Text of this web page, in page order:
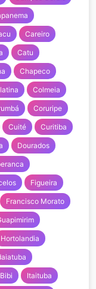
Careiro
Catu
Chapeco
Colmeia
Coruripe
Cuité Curitiba
Dourados
Figueira
Francisco Morato
Hortolandia
Itaituba